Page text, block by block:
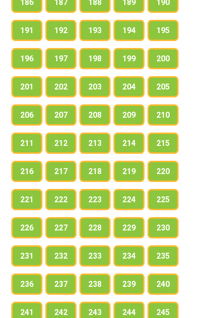
186 187 188 189 190
191 192 193 194 195
196 197 198 199 200
201 202 203 204 205
206 207 208 209 210
211 212 213 214 215
216 217 218 219 220
221 222 223 224 225
226 227 228 229 230
231 232 233 234 235
236 237 238 239 240
241 242 243 244 245